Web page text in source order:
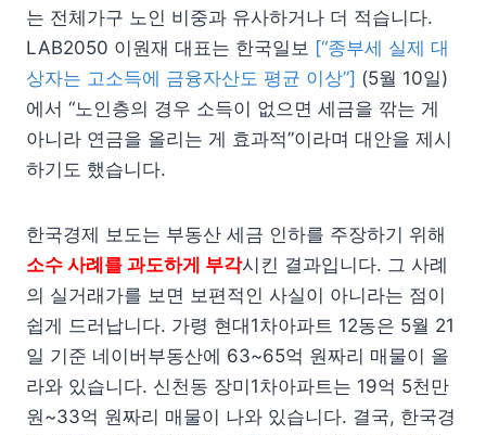
는 전체가구 노인 비중과 유사하거나 더 적습니다.
LAB2050 이원재 대표는 한국일보 [“종부세 실제 대
상자는 고소득에 금융자산도 평균 이상”] (5월 10일)
에서 “노인층의 경우 소득이 없으면 세금을 깎는 게
아니라 연금을 올리는 게 효과적”이라며 대안을 제시
하기도 했습니다.
한국경제 보도는 부동산 세금 인하를 주장하기 위해
소수 사례를 과도하게 부각시킨 결과입니다. 그 사례
의 실거래가를 보면 보편적인 사실이 아니라는 점이
쉽게 드러납니다. 가령 현대1차아파트 12동은 5월 21
일 기준 네이버부동산에 63~65억 원짜리 매물이 올
라와 있습니다. 신천동 장미1차아파트는 19억 5천만
원~33억 원짜리 매물이 나와 있습니다. 결국, 한국경